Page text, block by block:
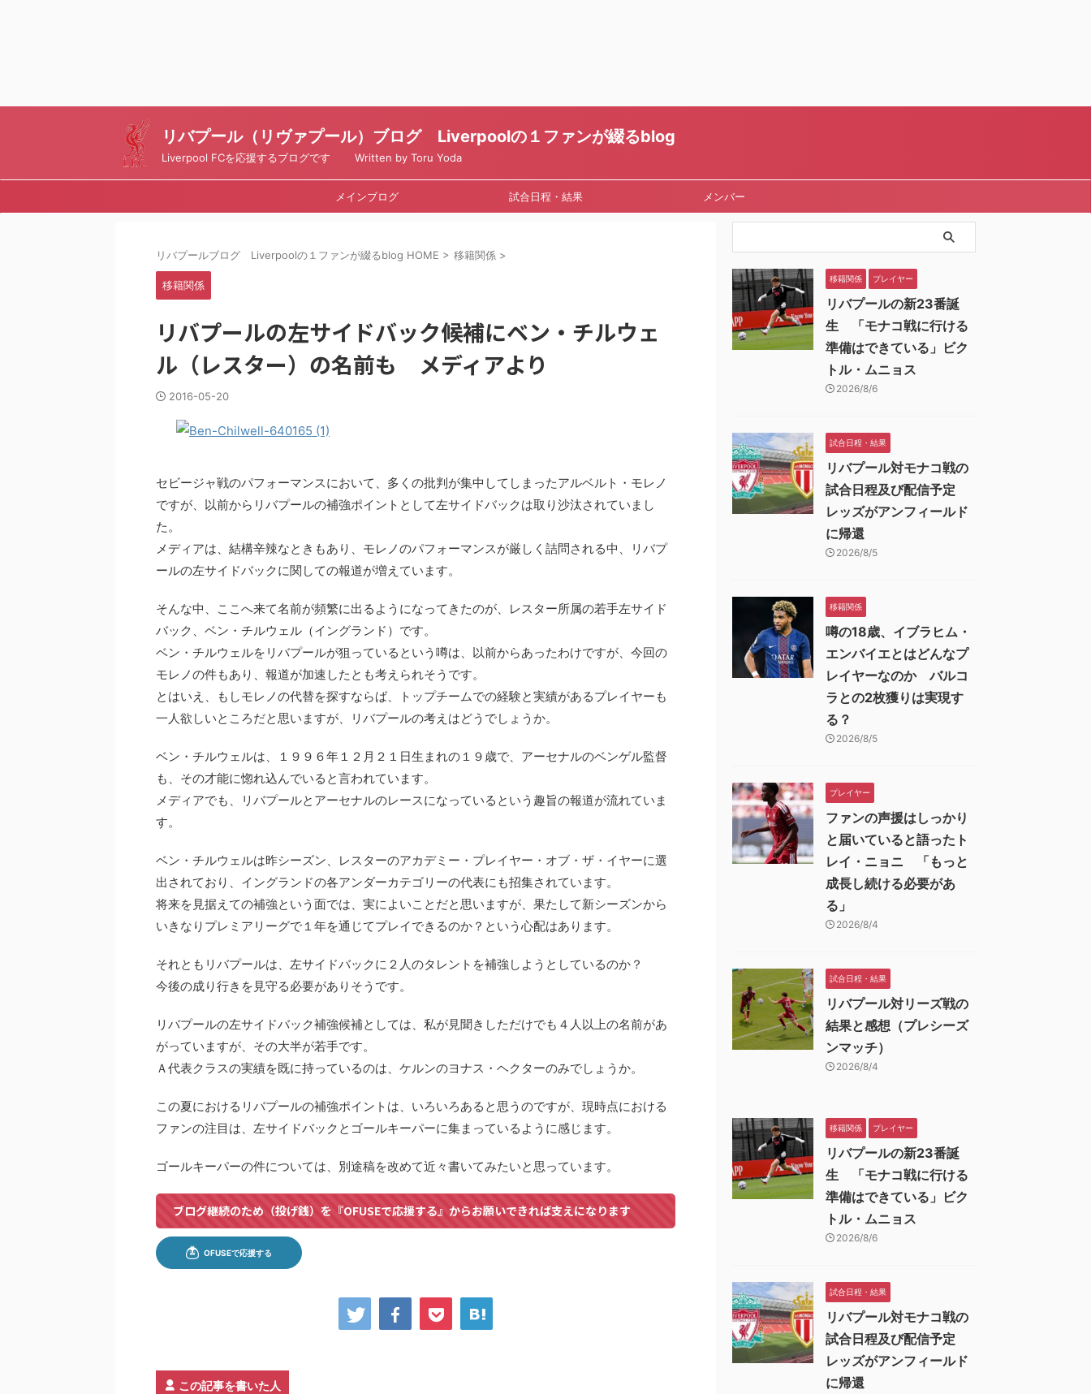
リバプール（リヴァプール）ブログ Liverpoolの１ファンが綴るblog
Liverpool FCを応援するブログです Written by Toru Yoda
メインブログ 試合日程・結果 メンバー
リバプールブログ Liverpoolの１ファンが綴るblog HOME > 移籍関係 >
移籍関係
リバプールの左サイドバック候補にベン・チルウェ
ル（レスター）の名前も メディアより
2016-05-20
セビージャ戦のパフォーマンスにおいて、多くの批判が集中してしまったアルベルト・モレノ
ですが、以前からリバプールの補強ポイントとして左サイドバックは取り沙汰されていまし
た。
メディアは、結構辛辣なときもあり、モレノのパフォーマンスが厳しく詰問される中、リバプ
ールの左サイドバックに関しての報道が増えています。
そんな中、ここへ来て名前が頻繁に出るようになってきたのが、レスター所属の若手左サイド
バック、ベン・チルウェル（イングランド）です。
ベン・チルウェルをリバプールが狙っているという噂は、以前からあったわけですが、今回の
モレノの件もあり、報道が加速したとも考えられそうです。
とはいえ、もしモレノの代替を探すならば、トップチームでの経験と実績があるプレイヤーも
一人欲しいところだと思いますが、リバプールの考えはどうでしょうか。
ベン・チルウェルは、１９９６年１２月２１日生まれの１９歳で、アーセナルのベンゲル監督
も、その才能に惚れ込んでいると言われています。
メディアでも、リバプールとアーセナルのレースになっているという趣旨の報道が流れていま
す。
ベン・チルウェルは昨シーズン、レスターのアカデミー・プレイヤー・オブ・ザ・イヤーに選
出されており、イングランドの各アンダーカテゴリーの代表にも招集されています。
将来を見据えての補強という面では、実によいことだと思いますが、果たして新シーズンから
いきなりプレミアリーグで１年を通じてプレイできるのか？という心配はあります。
それともリバプールは、左サイドバックに２人のタレントを補強しようとしているのか？
今後の成り行きを見守る必要がありそうです。
リバプールの左サイドバック補強候補としては、私が見聞きしただけでも４人以上の名前があ
がっていますが、その大半が若手です。
Ａ代表クラスの実績を既に持っているのは、ケルンのヨナス・ヘクターのみでしょうか。
この夏におけるリバプールの補強ポイントは、いろいろあると思うのですが、現時点における
ファンの注目は、左サイドバックとゴールキーパーに集まっているように感じます。
ゴールキーパーの件については、別途稿を改めて近々書いてみたいと思っています。
ブログ継続のため（投げ銭）を『OFUSEで応援する』からお願いできれば支えになります
この記事を書いた人
移籍関係 プレイヤー
リバプールの新23番誕
生 「モナコ戦に行ける
準備はできている」ビク
トル・ムニョス
2026/8/6
試合日程・結果
リバプール対モナコ戦の
試合日程及び配信予定
レッズがアンフィールド
に帰還
2026/8/5
移籍関係
噂の18歳、イブラヒム・
エンバイエとはどんなプ
レイヤーなのか バルコ
ラとの2枚獲りは実現す
る？
2026/8/5
プレイヤー
ファンの声援はしっかり
と届いていると語ったト
レイ・ニョニ 「もっと
成長し続ける必要があ
る」
2026/8/4
試合日程・結果
リバプール対リーズ戦の
結果と感想（プレシーズ
ンマッチ）
2026/8/4
移籍関係 プレイヤー
リバプールの新23番誕
生 「モナコ戦に行ける
準備はできている」ビク
トル・ムニョス
2026/8/6
試合日程・結果
リバプール対モナコ戦の
試合日程及び配信予定
レッズがアンフィールド
に帰還